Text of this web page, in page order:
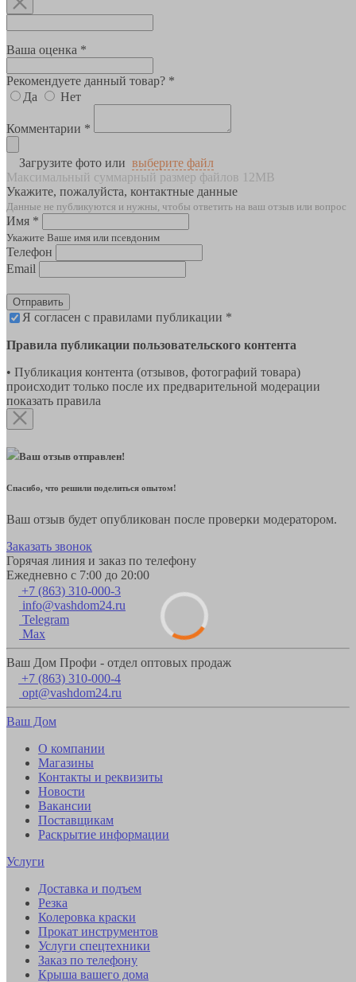
Ваша оценка *
Рекомендуете данный товар? *
Да
Нет
Комментарии *
Загрузите фото или выберите файл
Максимальный суммарный размер файлов 12MB
Укажите, пожалуйста, контактные данные
Данные не публикуются и нужны, чтобы ответить на ваш отзыв или вопрос
Имя *
Укажите Ваше имя или псевдоним
Телефон
Email
Отправить
Я согласен с правилами публикации *
Правила публикации пользовательского контента
• Публикация контента (отзывов, фотографий товара)
происходит только после их предварительной модерации
показать правила
Ваш отзыв отправлен!
Спасибо, что решили поделиться опытом!
Ваш отзыв будет опубликован после проверки модератором.
Заказать звонок
Горячая линия и заказ по телефону
Ежедневно с 7:00 до 20:00
+7 (863) 310-000-3
info@vashdom24.ru
Telegram
Max
Ваш Дом Профи - отдел оптовых продаж
+7 (863) 310-000-4
opt@vashdom24.ru
Ваш Дом
О компании
Магазины
Контакты и реквизиты
Новости
Вакансии
Поставщикам
Раскрытие информации
Услуги
Доставка и подъем
Резка
Колеровка краски
Прокат инструментов
Услуги спецтехники
Заказ по телефону
Крыша вашего дома